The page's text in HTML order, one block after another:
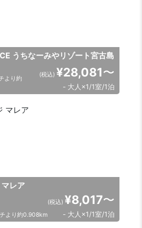
うちなーみやリゾート宮古島
より約
(税込) ¥28,081〜
- 大人×1/1室/1泊
レア
より約0.908km
(税込) ¥8,017〜
- 大人×1/1室/1泊